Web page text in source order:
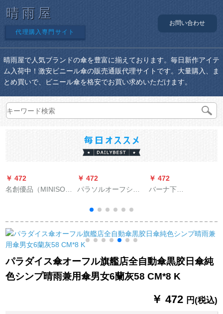
晴雨屋
代理購入専門サイト
お問い合わせ
晴雨屋で人気ブランドの傘を豊富に揃えております。毎日新作アイテ
ム入荷中！激安ビニール傘の販売通販代理サイトです。大量購入、ま
とめ買いで、ビニール傘を格安でお買い求めいただけます。
￥ 472
名創優品（MINISO）
た畳傘軽い小形蔵青
￥ 472
パラソルオーフシャ
黒スエド折られたみ
た傘美した時間1冊
￥ 472
バーナ下
策折りたたみたみの
傘晴雨兼用のミニ折
パラダイス傘オーフル旗艦店全自動傘黒胶日傘純
色シンプ晴雨兼用傘男女6蘭灰58 CM*8 K
￥ 472 円(税込)